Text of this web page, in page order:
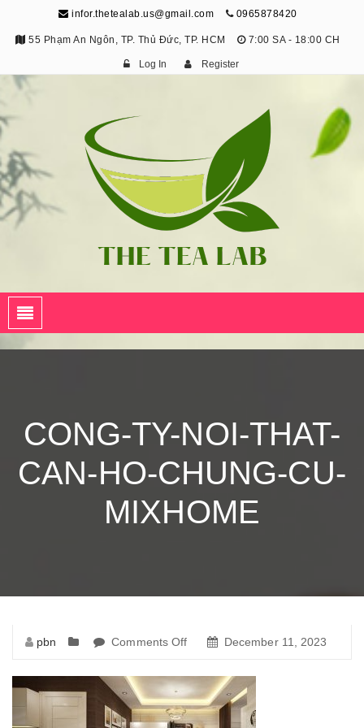
infor.thetealab.us@gmail.com 0965878420
55 Phạm An Ngôn, TP. Thủ Đức, TP. HCM 7:00 SA - 18:00 CH
Log In Register
CONG-TY-NOI-THAT-
CAN-HO-CHUNG-CU-
MIXHOME
pbn Comments Off
ty-
noi-
that-
December 11, 2023